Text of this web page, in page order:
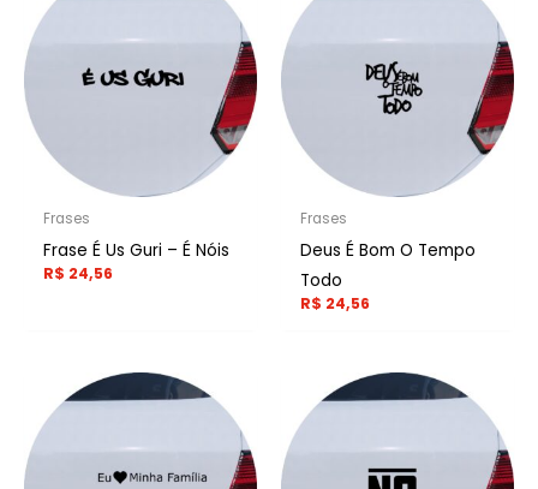
Frases
Frase É Us Guri – É Nóis
R$ 24,56
Frases
Deus É Bom O Tempo
Todo
R$ 24,56